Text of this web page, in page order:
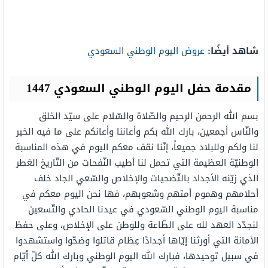
شاهد أيضًا: عروض اليوم الوطني السعودي
مقدمة حفل اليوم الوطني السعودي 1447
بسم الله الرحمن الرحيم والصّلاة والسّلام على سيّد الخلق
والنّاس أجمعين، بارك الله بكم وأعاننا وأعانكم على ما فيه الخير
لنا ولكم وللبلاد جميعاً، إنّنا نقف معكم اليوم في هذه المناسبة
الوطنيّة العظيمة التي تحمل لنا أطيب النّفحات من التّاريخ العَطر
الذي زيّنه الأجداد بالتّضحيات والإخلاص والسّعي الجاد خلف
أحلامهم وهموم أمتهم وشعوبهم، فها نحن اليوم معكم في
مناسبة اليوم الوطني السّعودي في عيدنا الحادي والتّسعين
لنجدّد العهد لله على الطّاعة وللوطن على الإخلاص، وعلى حفظ
الأمانة التي أورثنا إيّاها أجدادًا عِظام قاتلوا وضحّوا واستشهدوا
في سبيل توحيدها، فبارك الله اليوم الوطني وبارك الله كلّ أيّام